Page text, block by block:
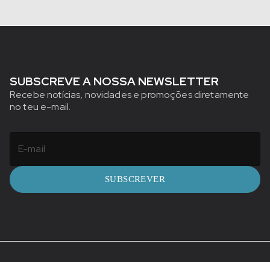
SUBSCREVE A NOSSA NEWSLETTER
Recebe notícias, novidades e promoções diretamente
no teu e-mail.
SUBSCREVER